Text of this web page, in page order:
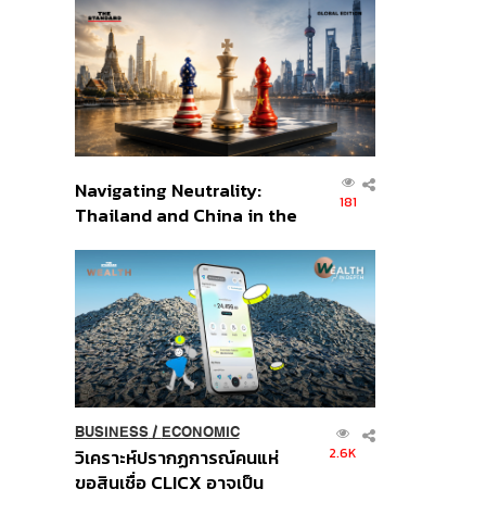
ส่วนยุทธศาสตร์ไทย –
อินโดนีเซีย
Navigating Neutrality:
Thailand and China in the
Order
181
BUSINESS/ ECONOMIC
วิเคราะห์ปรากฏการณ์คนแห่
ขอสินเชื่อ CLICX อาจเป็น
2.6K